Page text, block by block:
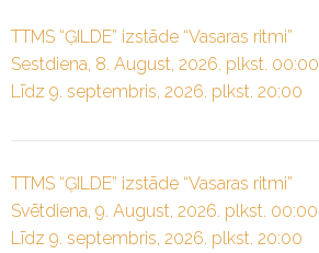
TTMS “ĢILDE” izstāde “Vasaras ritmi”
Sestdiena, 8. August, 2026. plkst. 00:00
Līdz 9. septembris, 2026. plkst. 20:00
TTMS “ĢILDE” izstāde “Vasaras ritmi”
Svētdiena, 9. August, 2026. plkst. 00:00
Līdz 9. septembris, 2026. plkst. 20:00